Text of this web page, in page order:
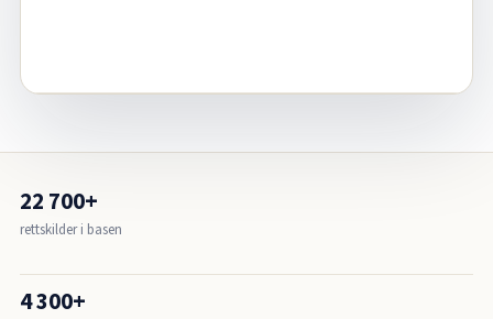
22 700+
rettskilder i basen
4 300+